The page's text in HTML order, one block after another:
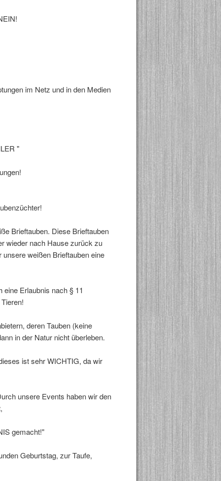
NEIN!
im Netz und in den Medien
"
Brieftauben. Diese Brieftauben
wieder nach Hause zurück zu
weißen Brieftauben eine
eine Erlaubnis nach § 11
deren Tauben (keine
in der Natur nicht überleben.
ist sehr WICHTIG, da wir
unsere Events haben wir den
gemacht!"
Geburtstag, zur Taufe,